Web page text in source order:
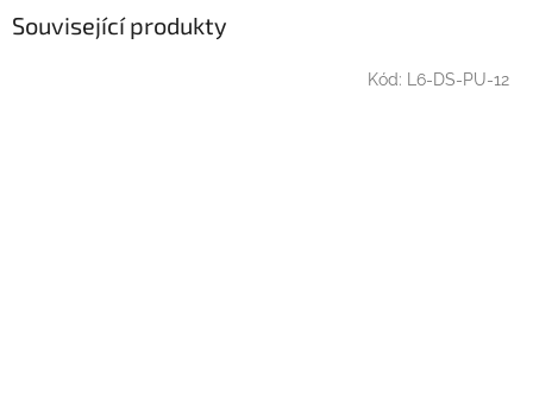
Související produkty
Kód: L6-DS-PU-12